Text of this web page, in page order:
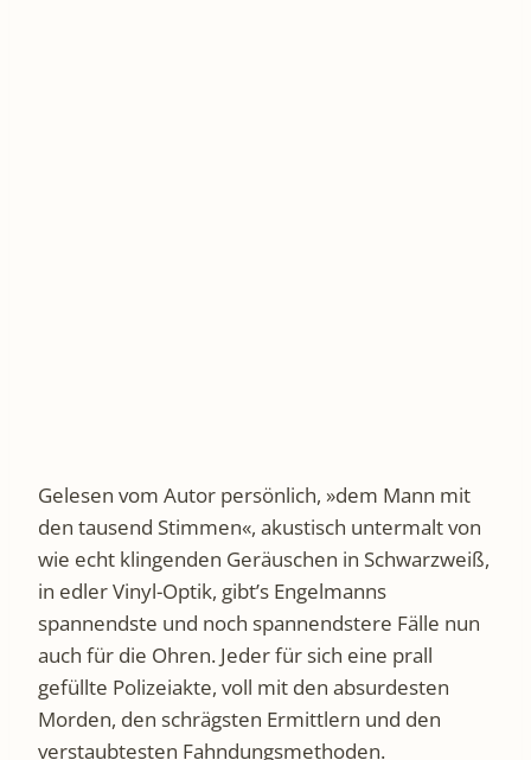
Gelesen vom Autor persönlich, »dem Mann mit
den tausend Stimmen«, akustisch untermalt von
wie echt klingenden Geräuschen in Schwarzweiß,
in edler Vinyl-Optik, gibt’s Engelmanns
spannendste und noch spannendstere Fälle nun
auch für die Ohren. Jeder für sich eine prall
gefüllte Polizeiakte, voll mit den absurdesten
Morden, den schrägsten Ermittlern und den
verstaubtesten Fahndungsmethoden.